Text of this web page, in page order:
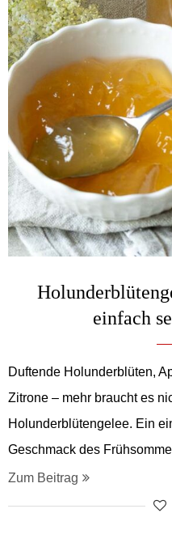
einfach
Duftende Holunderblüten,
Zitrone – mehr braucht es
Holunderblütengelee. Ein
Geschmack des
Zum Beitrag